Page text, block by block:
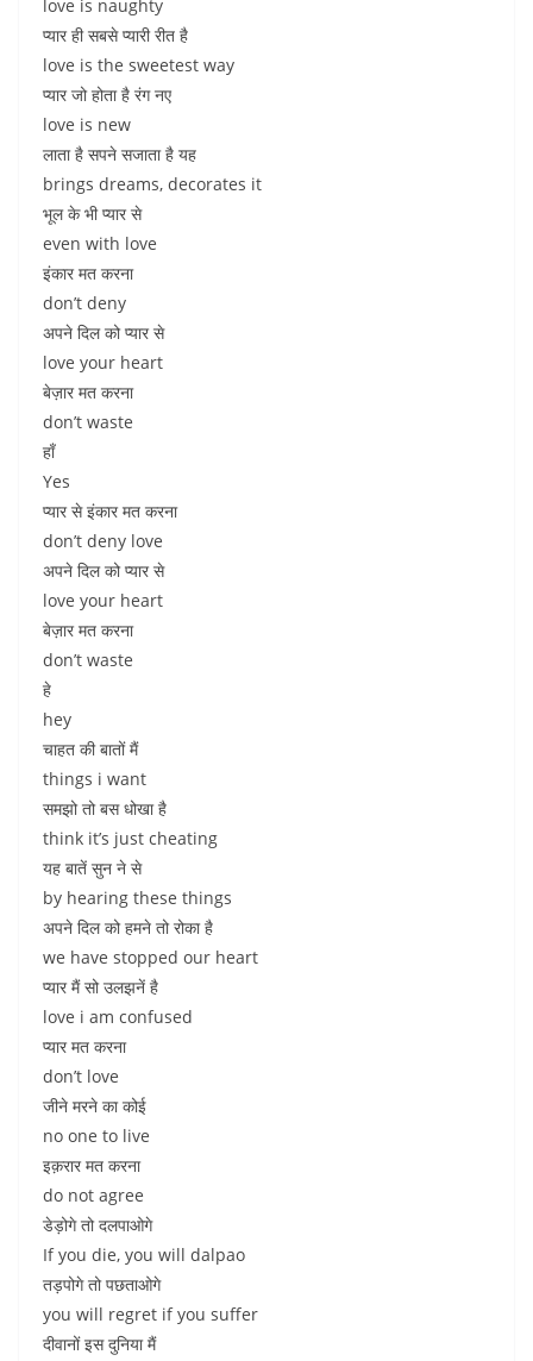
love is naughty
प्यार ही सबसे प्यारी रीत है
love is the sweetest way
प्यार जो होता है रंग नए
love is new
लाता है सपने सजाता है यह
brings dreams, decorates it
भूल के भी प्यार से
even with love
इंकार मत करना
don’t deny
अपने दिल को प्यार से
love your heart
बेज़ार मत करना
don’t waste
हाँ
Yes
प्यार से इंकार मत करना
don’t deny love
अपने दिल को प्यार से
love your heart
बेज़ार मत करना
don’t waste
हे
hey
चाहत की बातों मैं
things i want
समझो तो बस धोखा है
think it’s just cheating
यह बातें सुन ने से
by hearing these things
अपने दिल को हमने तो रोका है
we have stopped our heart
प्यार मैं सो उलझनें है
love i am confused
प्यार मत करना
don’t love
जीने मरने का कोई
no one to live
इक़रार मत करना
do not agree
डेड़ोगे तो दलपाओगे
If you die, you will dalpao
तड़पोगे तो पछताओगे
you will regret if you suffer
दीवानों इस दुनिया मैं